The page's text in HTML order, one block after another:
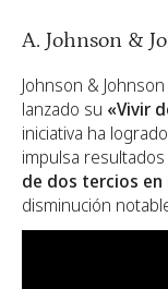
A. Johnson &
Johnson &
lanzado su «Vivir
iniciativa ha logrado
impulsa
de dos tercios
disminución